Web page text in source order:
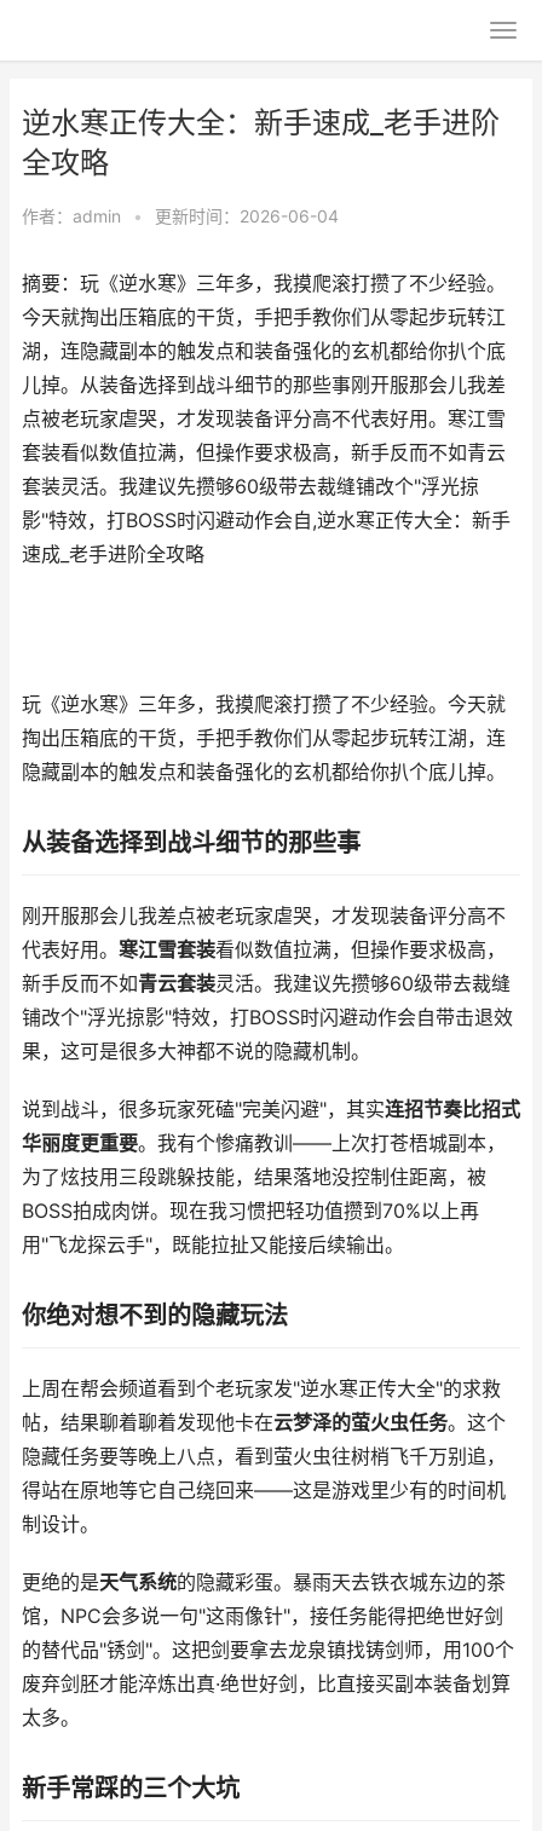
逆水寒正传大全：新手速成_老手进阶
全攻略
作者： admin • 更新时间：2026-06-04
摘要：玩《逆水寒》三年多，我摸爬滚打攒了不少经验。
今天就掏出压箱底的干货，手把手教你们从零起步玩转江
湖，连隐藏副本的触发点和装备强化的玄机都给你扒个底
儿掉。从装备选择到战斗细节的那些事刚开服那会儿我差
点被老玩家虐哭，才发现装备评分高不代表好用。寒江雪
套装看似数值拉满，但操作要求极高，新手反而不如青云
套装灵活。我建议先攒够60级带去裁缝铺改个"浮光掠
影"特效，打BOSS时闪避动作会自,逆水寒正传大全：新手
速成_老手进阶全攻略
玩《逆水寒》三年多，我摸爬滚打攒了不少经验。今天就
掏出压箱底的干货，手把手教你们从零起步玩转江湖，连
隐藏副本的触发点和装备强化的玄机都给你扒个底儿掉。
从装备选择到战斗细节的那些事
刚开服那会儿我差点被老玩家虐哭，才发现装备评分高不
代表好用。 寒江雪套装看似数值拉满，但操作要求极高，
新手反而不如青云套装灵活。我建议先攒够60级带去裁缝
铺改个"浮光掠影"特效，打BOSS时闪避动作会自带击退效
果，这可是很多大神都不说的隐藏机制。
说到战斗，很多玩家死磕"完美闪避"，其实连招节奏比招式
华丽度更重要。我有个惨痛教训——上次打苍梧城副本，
为了炫技用三段跳躲技能，结果落地没控制住距离，被
BOSS拍成肉饼。现在我习惯把轻功值攒到70%以上再
用"飞龙探云手"，既能拉扯又能接后续输出。
你绝对想不到的隐藏玩法
上周在帮会频道看到个老玩家发"逆水寒正传大全"的求救
帖，结果聊着聊着发现他卡在云梦泽的萤火虫任务。这个
隐藏任务要等晚上八点，看到萤火虫往树梢飞千万别追，
得站在原地等它自己绕回来——这是游戏里少有的时间机
制设计。
更绝的是天气系统的隐藏彩蛋。暴雨天去铁衣城东边的茶
馆，NPC会多说一句"这雨像针"，接任务能得把绝世好剑
的替代品"锈剑"。这把剑要拿去龙泉镇找铸剑师，用100个
废弃剑胚才能淬炼出真·绝世好剑，比直接买副本装备划算
太多。
新手常踩的三个大坑